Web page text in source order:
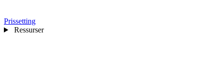
Prissetting
Ressurser